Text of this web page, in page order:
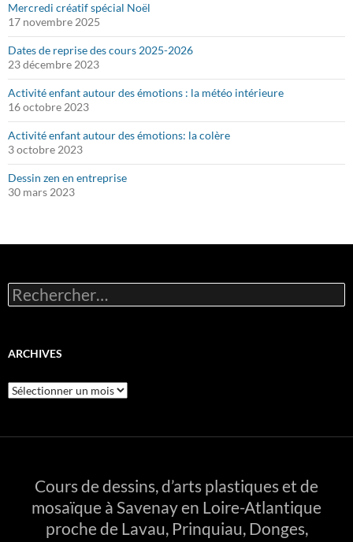
Mercredi créatif spécial Noël
17 novembre 2025
Dates de reprise des cours 2025-2026
23 décembre 2023
Activité enfant autour des émotions : la météo intérieure
16 octobre 2023
Activité enfant autour des émotions: la colère
3 octobre 2023
Dessin zen en entreprise
30 mars 2023
Rechercher :
ARCHIVES
Archives
Cours de dessins, d’arts plastiques et de
mosaïque à Savenay en Loire-Atlantique
proche de Lavau, Prinquiau, Donges,